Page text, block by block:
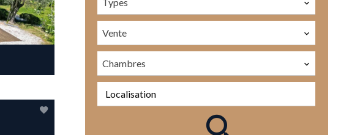
Vente
Chambres
Localisation